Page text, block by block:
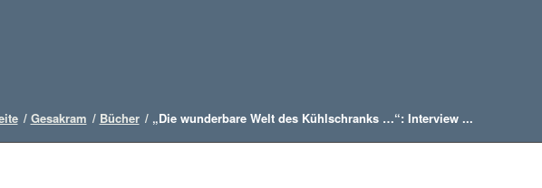
/ Gesakram / Bücher / „Die wunderbare Welt des Kühlschranks …“: Interview ...